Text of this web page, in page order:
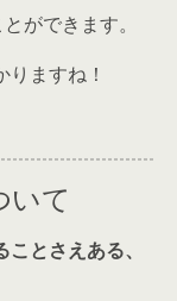
ができます。
ますね！
いて
とさえある、